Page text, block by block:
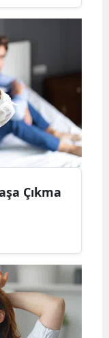
Çıkma